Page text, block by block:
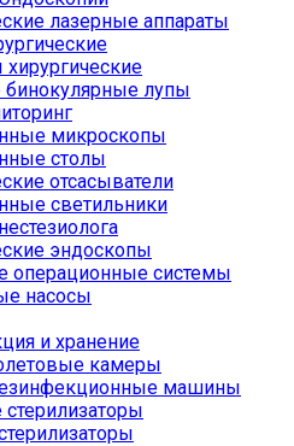
лазерные аппараты
лупы
микроскопы
столы
отсасыватели
светильники
эндоскопы
операционные системы
насосы
и хранение
камеры
машины